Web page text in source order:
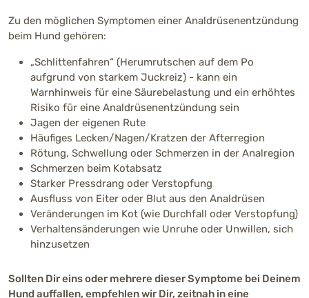
Zu den möglichen Symptomen einer Analdrüsenentzündung
beim Hund gehören:
„Schlittenfahren“ (Herumrutschen auf dem Po
aufgrund von starkem Juckreiz) - kann ein
Warnhinweis für eine Säurebelastung und ein erhöhtes
Risiko für eine Analdrüsenentzündung sein
Jagen der eigenen Rute
Häufiges Lecken/Nagen/Kratzen der Afterregion
Rötung, Schwellung oder Schmerzen in der Analregion
Schmerzen beim Kotabsatz
Starker Pressdrang oder Verstopfung
Ausfluss von Eiter oder Blut aus den Analdrüsen
Veränderungen im Kot (wie Durchfall oder Verstopfung)
Verhaltensänderungen wie Unruhe oder Unwillen, sich
hinzusetzen
Sollten Dir eins oder mehrere dieser Symptome bei Deinem
Hund auffallen, empfehlen wir Dir, zeitnah in eine